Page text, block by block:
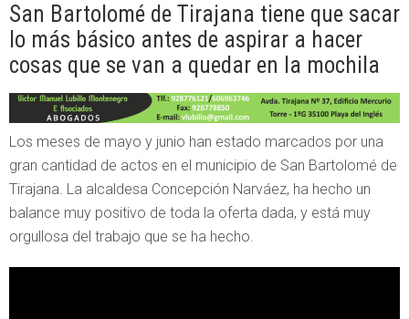
San Bartolomé de Tirajana tiene que sacar
lo más básico antes de aspirar a hacer
cosas que se van a quedar en la mochila
Los meses de mayo y junio han estado marcados por una
gran cantidad de actos en el municipio de San Bartolomé de
Tirajana. La alcaldesa Concepción Narváez, ha hecho un
balance muy positivo de toda la oferta dada, y está muy
orgullosa del trabajo que se ha hecho.